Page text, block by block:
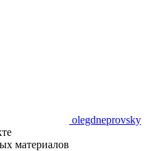
olegdneprovsky
материалов